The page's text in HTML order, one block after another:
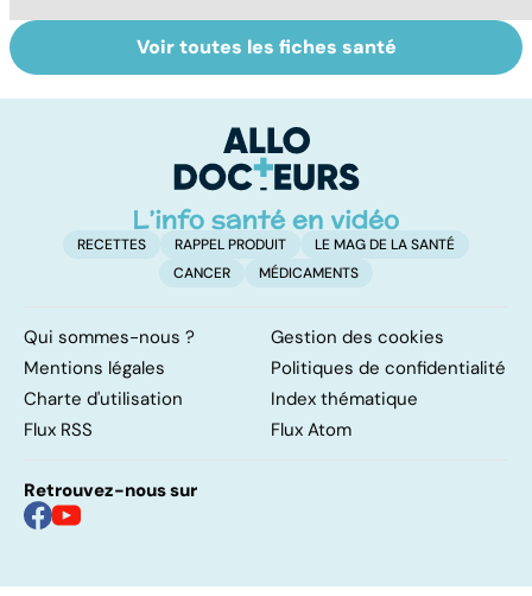
Tout savoir sur
les infections
Inflammation des
amygdales : que
d'angine ?
Voir toutes les fiches santé
RECETTES RAPPEL PRODUIT
LE MAG DE LA SANTÉ
CANCER
MÉDICAMENTS
Qui sommes-nous ?
Gestion des cookies
Mentions légales
Politiques de confidentialité
Charte d'utilisation
Index thématique
Flux RSS
Flux Atom
Retrouvez-nous sur